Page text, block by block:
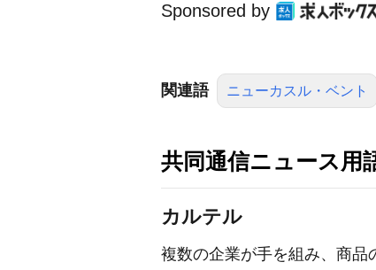
Sponsored by
関連語 ニューカスル・ベント
共同通信ニュース用
カルテル
複数の企業が手を組み、商品